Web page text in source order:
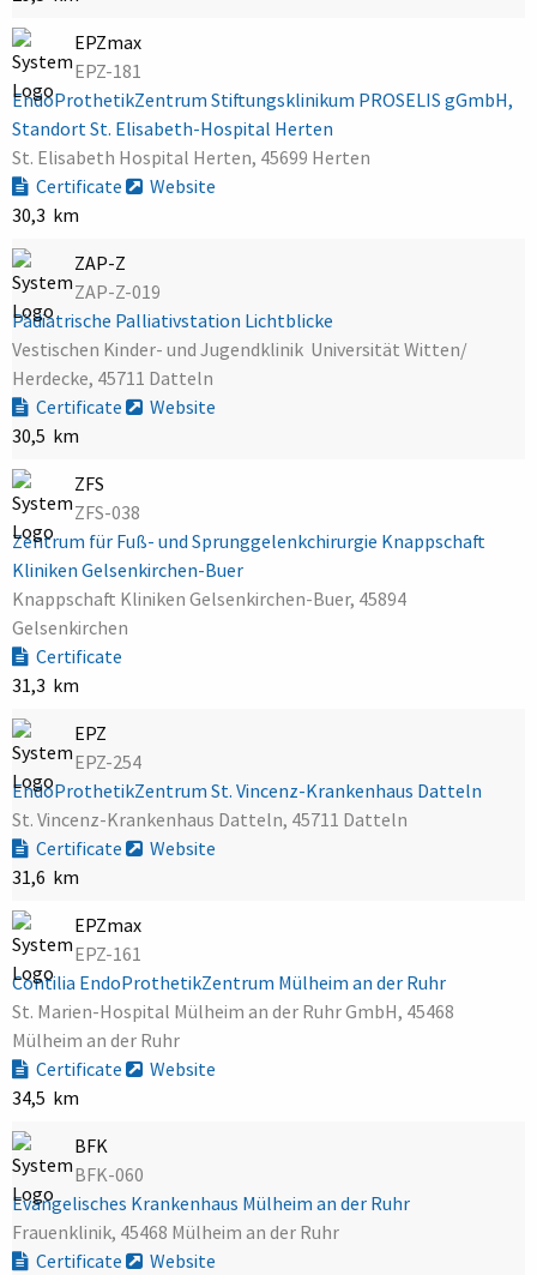
EPZmax
EPZ-181
EndoProthetikZentrum Stiftungsklinikum PROSELIS gGmbH,
Standort St. Elisabeth-Hospital Herten
St. Elisabeth Hospital Herten, 45699 Herten
Certificate
Website
30,3 km
ZAP-Z
ZAP-Z-019
Pädiatrische Palliativstation Lichtblicke
Vestischen Kinder- und Jugendklinik  Universität Witten/
Herdecke, 45711 Datteln
Certificate
Website
30,5 km
ZFS
ZFS-038
Zentrum für Fuß- und Sprunggelenkchirurgie Knappschaft
Kliniken Gelsenkirchen-Buer
Knappschaft Kliniken Gelsenkirchen-Buer, 45894
Gelsenkirchen
Certificate
31,3 km
EPZ
EPZ-254
EndoProthetikZentrum St. Vincenz-Krankenhaus Datteln
St. Vincenz-Krankenhaus Datteln, 45711 Datteln
Certificate
Website
31,6 km
EPZmax
EPZ-161
Contilia EndoProthetikZentrum Mülheim an der Ruhr
St. Marien-Hospital Mülheim an der Ruhr GmbH, 45468
Mülheim an der Ruhr
Certificate
Website
34,5 km
BFK
BFK-060
Evangelisches Krankenhaus Mülheim an der Ruhr
Frauenklinik, 45468 Mülheim an der Ruhr
Certificate
Website